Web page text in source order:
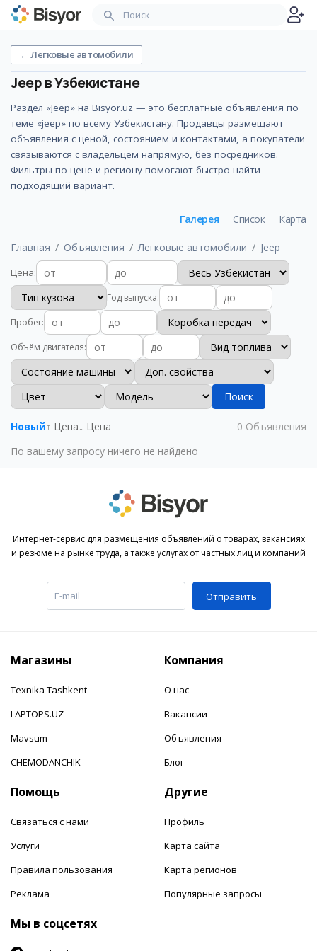
←Легковые автомобили
Jeepв Узбекистане
Раздел «Jeep» на Bisyor.uz — это бесплатные объявления по
теме «jeep» по всему Узбекистану. Продавцы размещают
объявления с ценой, состоянием и контактами, а покупатели
связываются с владельцем напрямую, без посредников.
Фильтры по цене и региону помогают быстро найти
подходящий вариант.
Главная Объявления Легковые автомобили Jeep
Галерея Список Карта
Цена:
Год выпуска:
Пробег:
Объём двигателя:
Поиск
Новый↑ Цена↓ Цена 0 Объявления
По вашему запросу ничего не найдено
Интернет-сервис для размещения объявлений о товарах, вакансиях
и резюме на рынке труда, а также услугах от частных лиц и компаний
Отправить
Магазины
Texnika Tashkent
LAPTOPS.UZ
Mavsum
CHEMODANCHIK
Компания
О нас
Вакансии
Объявления
Блог
Помощь
Связаться с нами
Услуги
Правила пользования
Реклама
Другие
Профиль
Карта сайта
Карта регионов
Популярные запросы
Мы в соцсетях